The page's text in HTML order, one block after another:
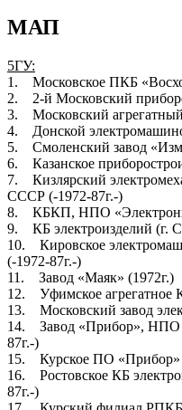
МАП
5ГУ:
1. Московское ПКБ
2. 2-й Московский
3. Московский
4. Донской
5. Смоленский завод
6. Казанское
7. Кизлярский
СССР (-1972-87г.-)
8. КБКП, НПО
9. КБ электроизделий (г.
10. Кировское
(-1972-87г.-)
11. Завод «Маяк» (1972г.)
12. Уфимское агрегатное
13. Московский завод
14. Завод «Прибор», НПО
87г.-)
15. Курское ПО «Прибор»
16. Ростовское КБ
87г.-)